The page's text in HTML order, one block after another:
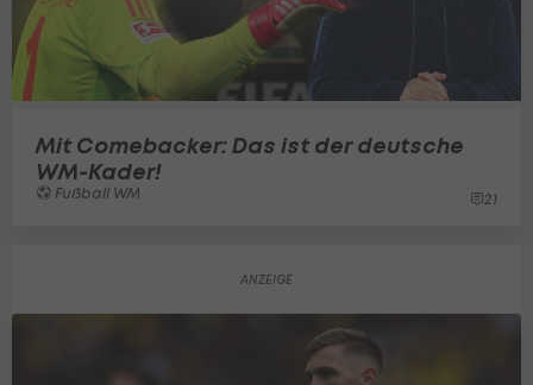
Mit Comebacker: Das ist der deutsche
WM-Kader!
Fußball WM 21